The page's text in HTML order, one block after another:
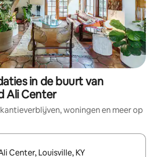
in de buurt van
Ali Center
woningen en meer op
beschikbaar zijn, maak je een keuze